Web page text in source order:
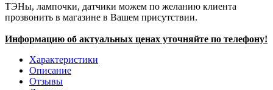
ТЭНы, лампочки, датчики можем по желанию клиента
прозвонить в магазине в Вашем присутствии.
Информацию об актуальных ценах уточняйте по телефону!
Характеристики
Описание
Отзывы